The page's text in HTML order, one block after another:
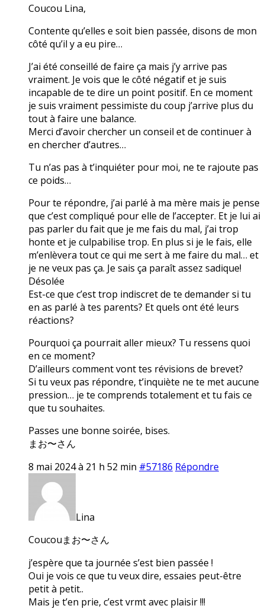
Coucou Lina,
Contente qu’elles e soit bien passée, disons de mon
côté qu’il y a eu pire…
J’ai été conseillé de faire ça mais j’y arrive pas
vraiment. Je vois que le côté négatif et je suis
incapable de te dire un point positif. En ce moment
je suis vraiment pessimiste du coup j’arrive plus du
tout à faire une balance.
Merci d’avoir chercher un conseil et de continuer à
en chercher d’autres…
Tu n’as pas à t’inquiéter pour moi, ne te rajoute pas
ce poids…
Pour te répondre, j’ai parlé à ma mère mais je pense
que c’est compliqué pour elle de l’accepter. Et je lui ai
pas parler du fait que je me fais du mal, j’ai trop
honte et je culpabilise trop. En plus si je le fais, elle
m’enlèvera tout ce qui me sert à me faire du mal… et
je ne veux pas ça. Je sais ça paraît assez sadique!
Désolée
Est-ce que c’est trop indiscret de te demander si tu
en as parlé à tes parents? Et quels ont été leurs
réactions?
Pourquoi ça pourrait aller mieux? Tu ressens quoi
en ce moment?
D’ailleurs comment vont tes révisions de brevet?
Si tu veux pas répondre, t’inquiète ne te met aucune
pression… je te comprends totalement et tu fais ce
que tu souhaites.
Passes une bonne soirée, bises.
まお〜さん
8 mai 2024 à 21 h 52 min #57186 Répondre
Lina
Coucouまお〜さん
j’espère que ta journée s’est bien passée !
Oui je vois ce que tu veux dire, essaies peut-être
petit à petit..
Mais je t’en prie, c’est vrmt avec plaisir !!!